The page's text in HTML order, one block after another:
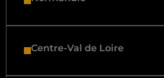
Centre-Val de Loire